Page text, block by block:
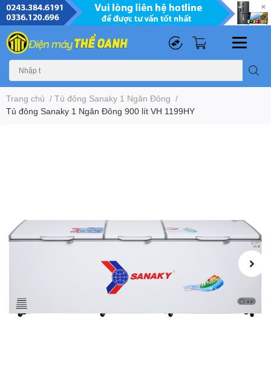
Trang chủ / Tủ đông Sanaky 1 Ngăn Đông /
Tủ đông Sanaky 1 Ngăn Đông 900 lít VH 1199HY